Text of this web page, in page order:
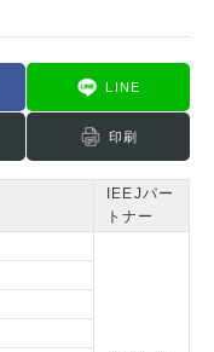
LINE
印刷
IEEJパー
トナー